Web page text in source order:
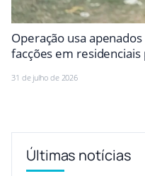
Operação usa
facções em
31 de julho de 2026
Últimas notícias